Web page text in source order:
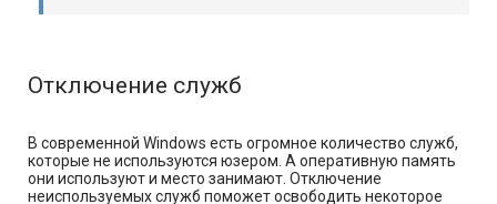
Отключение служб
В современной Windows есть огромное количество служб,
которые не используются юзером. А оперативную память
они используют и место занимают. Отключение
неиспользуемых служб поможет освободить некоторое